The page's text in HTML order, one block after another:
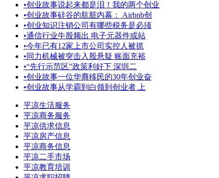
•创业故事说起来都是泪！我的两个创业
•创业故事硅谷的肮脏内幕： Airbnb创
•创业知识注销公司有哪些税务是必须
•通信行业牛股频出 电子元器件或站
•今年已有12家上市公司实控人被抓
•同力机械被突击入股悬疑 账面充裕
•“先行示范区”政策利好下 深圳二
•创业故事一位华裔移民的30年创业奋
•创业故事从学霸到白领到创业者 上
平凉生活服务
平凉商务服务
平凉供求信息
平凉房产信息
平凉商务信息
平凉二手市场
平凉教育培训